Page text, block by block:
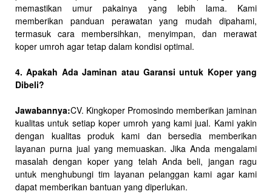
memastikan umur pakainya yang lebih lama. Kami
memberikan panduan perawatan yang mudah dipahami,
termasuk cara membersihkan, menyimpan, dan merawat
koper umroh agar tetap dalam kondisi optimal.
4. Apakah Ada Jaminan atau Garansi untuk Koper yang
Dibeli?
Jawabannya:CV. Kingkoper Promosindo memberikan jaminan
kualitas untuk setiap koper umroh yang kami jual. Kami yakin
dengan kualitas produk kami dan bersedia memberikan
layanan purna jual yang memuaskan. Jika Anda mengalami
masalah dengan koper yang telah Anda beli, jangan ragu
untuk menghubungi tim layanan pelanggan kami agar kami
dapat memberikan bantuan yang diperlukan.